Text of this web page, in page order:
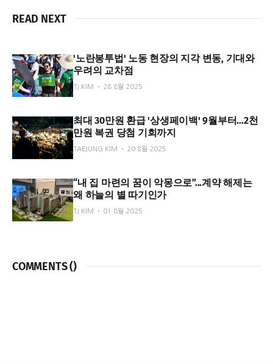
READ NEXT
'노란봉투법' 노동 현장의 지각 변동, 기대와
우려의 교차점
TJ.KIM 28 8월 2025
최대 30만원 환급 '상생페이백' 9월부터…2천
만원 복권 당첨 기회까지
TAEJUNG KIM 20 8월 2025
“내 집 마련의 꿈이 악몽으로”...계약 해제는
왜 하늘의 별 따기인가
TJ.KIM 01 8월 2025
COMMENTS ()